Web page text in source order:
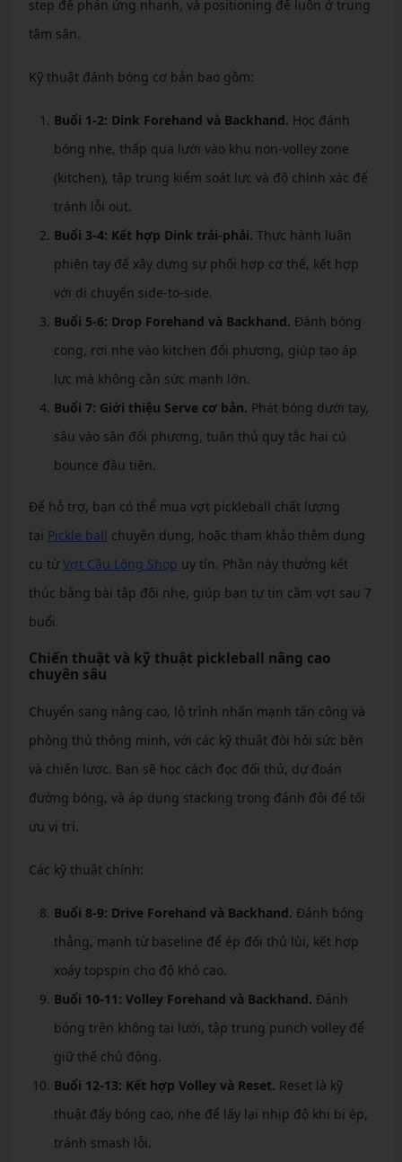
step để phản ứng nhanh, và positioning để luôn ở trung
tâm sân.
Kỹ thuật đánh bóng cơ bản bao gồm:
Buổi 1-2: Dink Forehand và Backhand. Học đánh
bóng nhẹ, thấp qua lưới vào khu non-volley zone
(kitchen), tập trung kiểm soát lực và độ chính xác để
tránh lỗi out.
Buổi 3-4: Kết hợp Dink trái-phải. Thực hành luân
phiên tay để xây dựng sự phối hợp cơ thể, kết hợp
với di chuyển side-to-side.
Buổi 5-6: Drop Forehand và Backhand. Đánh bóng
cong, rơi nhẹ vào kitchen đối phương, giúp tạo áp
lực mà không cần sức mạnh lớn.
Buổi 7: Giới thiệu Serve cơ bản. Phát bóng dưới tay,
sâu vào sân đối phương, tuân thủ quy tắc hai cú
bounce đầu tiên.
Để hỗ trợ, bạn có thể mua vợt pickleball chất lượng
tại Pickle ball chuyên dụng, hoặc tham khảo thêm dụng
cụ từVợt Cầu Lông Shop uy tín. Phần này thường kết
thúc bằng bài tập đôi nhẹ, giúp bạn tự tin cầm vợt sau 7
buổi.
Chiến thuật và kỹ thuật pickleball nâng cao
chuyên sâu
Chuyển sang nâng cao, lộ trình nhấn mạnh tấn công và
phòng thủ thông minh, với các kỹ thuật đòi hỏi sức bền
và chiến lược. Bạn sẽ học cách đọc đối thủ, dự đoán
đường bóng, và áp dụng stacking trong đánh đôi để tối
ưu vị trí.
Các kỹ thuật chính:
Buổi 8-9: Drive Forehand và Backhand. Đánh bóng
thẳng, mạnh từ baseline để ép đối thủ lùi, kết hợp
xoáy topspin cho độ khó cao.
Buổi 10-11: Volley Forehand và Backhand. Đánh
bóng trên không tại lưới, tập trung punch volley để
giữ thế chủ động.
Buổi 12-13: Kết hợp Volley và Reset. Reset là kỹ
thuật đẩy bóng cao, nhẹ để lấy lại nhịp độ khi bị ép,
tránh smash lỗi.